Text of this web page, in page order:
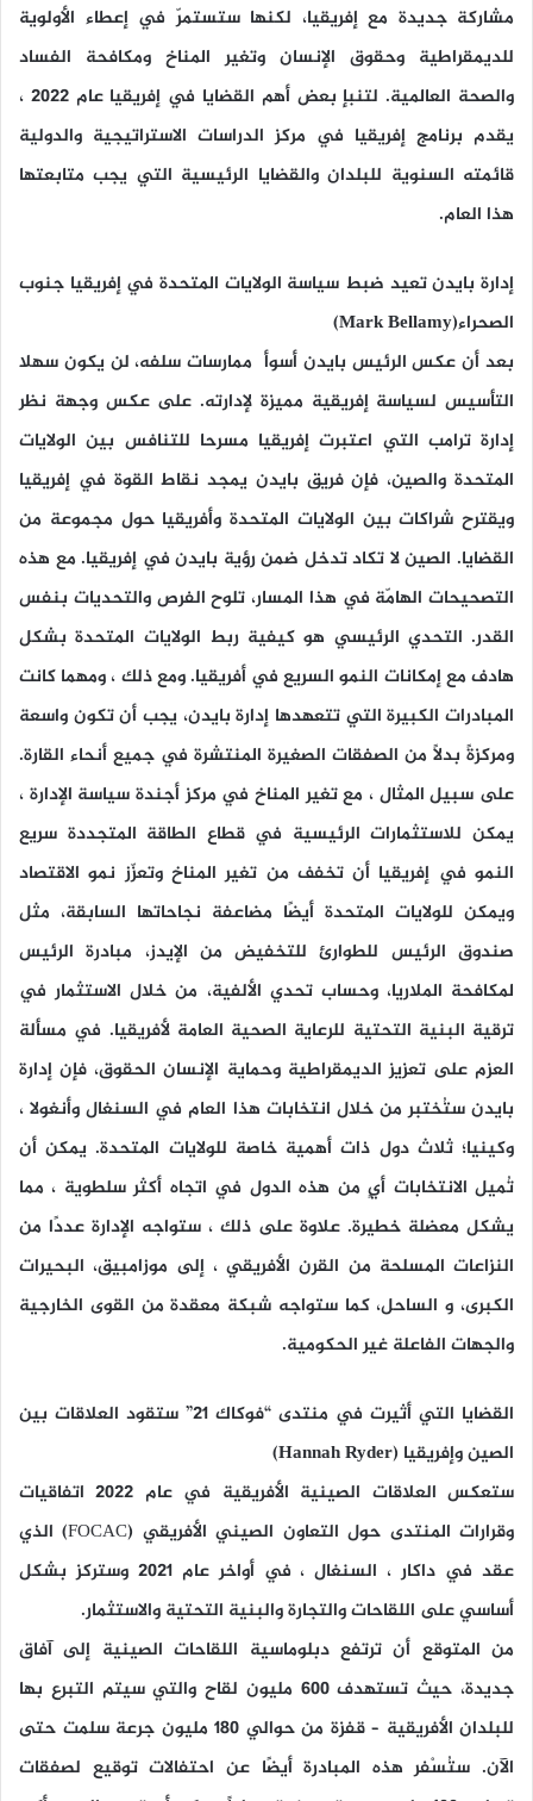
مشاركة جديدة مع إفريقيا، لكنها ستستمرّ في إعطاء الأولوية
للديمقراطية وحقوق الإنسان وتغير المناخ ومكافحة الفساد
والصحة العالمية. لتنبإ بعض أهم القضايا في إفريقيا عام 2022 ،
يقدم برنامج إفريقيا في مركز الدراسات الاستراتيجية والدولية
قائمته السنوية للبلدان والقضايا الرئيسية التي يجب متابعتها
هذا العام.
إدارة بايدن تعيد ضبط سياسة الولايات المتحدة في إفريقيا جنوب
الصحراء(Mark Bellamy)
بعد أن عكس الرئيس بايدن أسوأ ممارسات سلفه، لن يكون سهلا
التأسيس لسياسة إفريقية مميزة لإدارته. على عكس وجهة نظر
إدارة ترامب التي اعتبرت إفريقيا مسرحا للتنافس بين الولايات
المتحدة والصين، فإن فريق بايدن يمجد نقاط القوة في إفريقيا
ويقترح شراكات بين الولايات المتحدة وأفريقيا حول مجموعة من
القضايا. الصين لا تكاد تدخل ضمن رؤية بايدن في إفريقيا. مع هذه
التصحيحات الهامّة في هذا المسار، تلوح الفرص والتحديات بنفس
القدر. التحدي الرئيسي هو كيفية ربط الولايات المتحدة بشكل
هادف مع إمكانات النمو السريع في أفريقيا. ومع ذلك ، ومهما كانت
المبادرات الكبيرة التي تتعهدها إدارة بايدن، يجب أن تكون واسعة
ومركزةً بدلاً من الصفقات الصغيرة المنتشرة في جميع أنحاء القارة.
على سبيل المثال ، مع تغير المناخ في مركز أجندة سياسة الإدارة ،
يمكن للاستثمارات الرئيسية في قطاع الطاقة المتجددة سريع
النمو في إفريقيا أن تخفف من تغير المناخ وتعزّز نمو الاقتصاد
ويمكن للولايات المتحدة أيضًا مضاعفة نجاحاتها السابقة، مثل
صندوق الرئيس للطوارئ للتخفيض من الإيدز، مبادرة الرئيس
لمكافحة الملاريا، وحساب تحدي الألفية، من خلال الاستثمار في
ترقية البنية التحتية للرعاية الصحية العامة لأفريقيا. في مسألة
العزم على تعزيز الديمقراطية وحماية الإنسان الحقوق، فإن إدارة
بايدن ستُختبر من خلال انتخابات هذا العام في السنغال وأنغولا ،
وكينيا؛ ثلاث دول ذات أهمية خاصة للولايات المتحدة. يمكن أن
تُميل الانتخابات أيٍ من هذه الدول في اتجاه أكثر سلطوية ، مما
يشكل معضلة خطيرة. علاوة على ذلك ، ستواجه الإدارة عددًا من
النزاعات المسلحة من القرن الأفريقي ، إلى موزامبيق، البحيرات
الكبرى، و الساحل، كما ستواجه شبكة معقدة من القوى الخارجية
والجهات الفاعلة غير الحكومية.
القضايا التي أثيرت في منتدى “فوكاك 21” ستقود العلاقات بين
الصين وإفريقيا (Hannah Ryder)
ستعكس العلاقات الصينية الأفريقية في عام 2022 اتفاقيات
وقرارات المنتدى حول التعاون الصيني الأفريقي (FOCAC) الذي
عقد في داكار ، السنغال ، في أواخر عام 2021 وستركز بشكل
أساسي على اللقاحات والتجارة والبنية التحتية والاستثمار.
من المتوقع أن ترتفع دبلوماسية اللقاحات الصينية إلى آفاق
جديدة، حيث تستهدف 600 مليون لقاح والتي سيتم التبرع بها
للبلدان الأفريقية – قفزة من حوالي 180 مليون جرعة سلمت حتى
الآن. ستُسْفر هذه المبادرة أيضًا عن احتفالات توقيع لصفقات